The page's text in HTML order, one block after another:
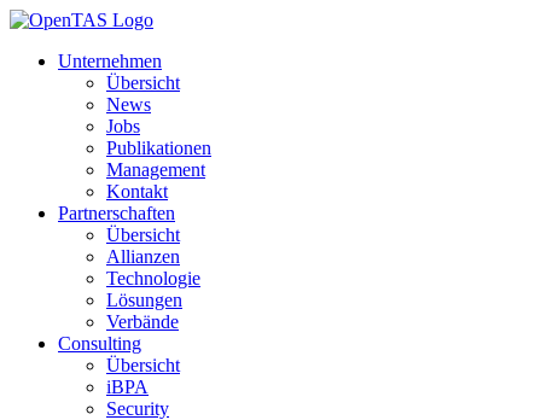
Unternehmen
Übersicht
News
Jobs
Publikationen
Management
Kontakt
Partnerschaften
Übersicht
Allianzen
Technologie
Lösungen
Verbände
Consulting
Übersicht
iBPA
Security